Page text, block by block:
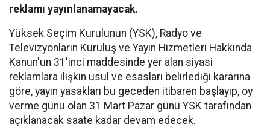
reklamı yayınlanamayacak.
Yüksek Seçim Kurulunun (YSK), Radyo ve
Televizyonların Kuruluş ve Yayın Hizmetleri Hakkında
Kanun'un 31'inci maddesinde yer alan siyasi
reklamlara ilişkin usul ve esasları belirlediği kararına
göre, yayın yasakları bu geceden itibaren başlayıp, oy
verme günü olan 31 Mart Pazar günü YSK tarafından
açıklanacak saate kadar devam edecek.